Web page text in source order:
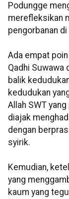
Podungge
merefleksikan
pengorbanan
Ada empat
Qadhi Suwawa
balik
kedudukan
Allah SWT
diajak
dengan
syirik.
Kemudian,
yang
kaum yang